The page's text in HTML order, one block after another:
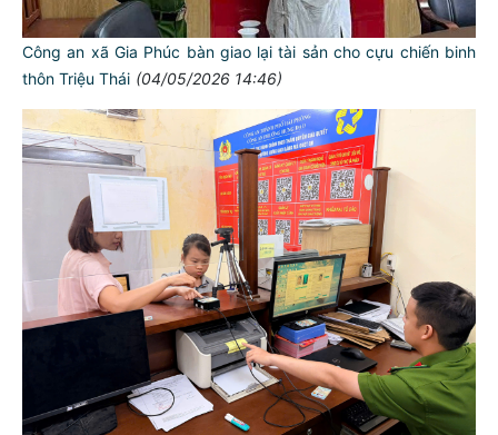
Công an xã Gia Phúc bàn giao lại tài sản cho cựu chiến binh
thôn Triệu Thái (04/05/2026 14:46)
TƯ CÁCH
NGƯỜI CÔNG AN CÁCH MỆNH LÀ: